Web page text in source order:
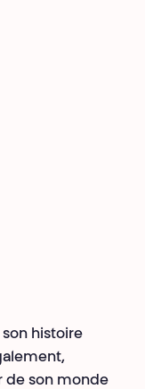
son histoire
de son monde